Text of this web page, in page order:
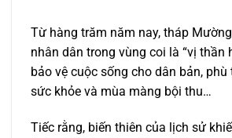
Từ hàng trăm năm nay, tháp
nhân dân trong vùng coi là “vị thần
bảo vệ cuộc sống cho dân bản,
sức khỏe và mùa màng bội thu…
Tiếc rằng, biến thiên của lịch sử